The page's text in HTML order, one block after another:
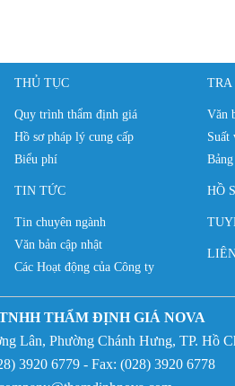
THỦ TỤC
Quy trình thẩm định giá
Hồ sơ pháp lý cung cấp
Biểu phí
TIN TỨC
Tin chuyên ngành
Văn bản cập nhật
Các Hoạt động của Công ty
TRA
Văn
Suất
HỒ
THẨM ĐỊNH GIÁ NOVA
Lân, Phường Chánh Hưng, TP. Hồ
3920 6779 - Fax: (028) 3920 6778